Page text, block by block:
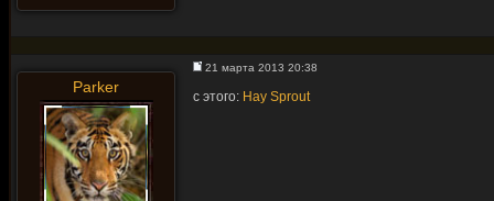
Parker
21 марта 2013 20:38
с этого: Hay Sprout